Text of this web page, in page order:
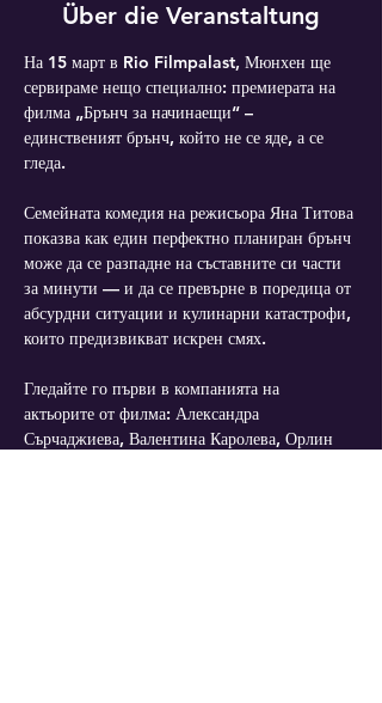
Über die Veranstaltung
На 15 март в Rio Filmpalast, Мюнхен ще
сервираме нещо специално: премиерата на
филма „Брънч за начинаещи“ –
единственият брънч, който не се яде, а се
гледа.
Семейната комедия на режисьора Яна Титова
показва как един перфектно планиран брънч
може да се разпадне на съставните си части
за минути — и да се превърне в поредица от
абсурдни ситуации и кулинарни катастрофи,
които предизвикват искрен смях.
Гледайте го първи в компанията на
актьорите от филма: Александра
Сърчаджиева, Валентина Каролева, Орлин